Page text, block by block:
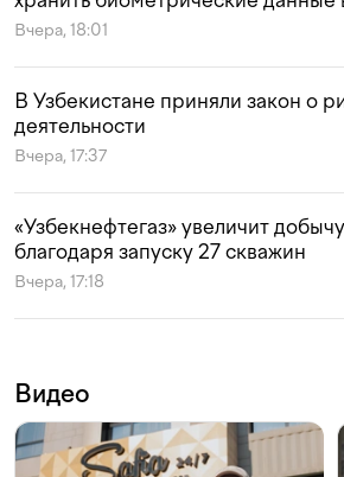
Вчера, 18:01
В Узбекистане приняли закон о
деятельности
Вчера, 17:37
«Узбекнефтегаз» увеличит добычу
благодаря запуску 27 скважин
Вчера, 17:18
Видео